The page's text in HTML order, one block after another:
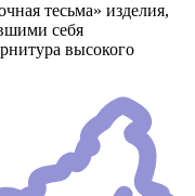
тесьма» изделия,
себя
высокого